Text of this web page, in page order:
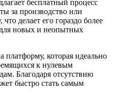
бесплатный процесс
за производство или
делает его гораздо более
новых и неопытных
платформу, которая идеально
к нулевым
Благодаря отсутствию
быстро стать самым